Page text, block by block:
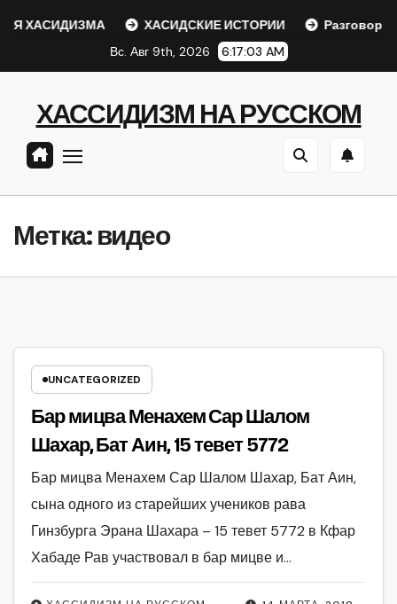
ХАСИДИЗМА ХАСИДСКИЕ ИСТОРИИ
Разговор с
Вс. Авг 9th, 2026
6:17:03 AM
ХАССИДИЗМ НА РУССКОМ
Метка:видео
UNCATEGORIZED
Бар мицва Менахем Сар Шалом
Шахар, Бат Аин, 15 тевет 5772
Бар мицва Менахем Сар Шалом Шахар, Бат Аин,
сына одного из старейших учеников рава
Гинзбурга Эрана Шахара – 15 тевет 5772 в Кфар
Хабаде Рав участвовал в бар мицве и…